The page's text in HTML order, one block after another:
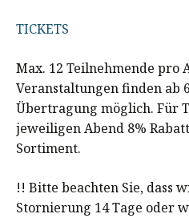
TICKETS
Max. 12 Teilnehmende pro
Veranstaltungen finden ab
Übertragung möglich. Für
jeweiligen Abend 8%
Sortiment.
!! Bitte beachten Sie, dass
Stornierung 14 Tage oder